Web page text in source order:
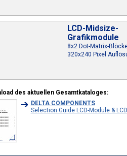
LCD-Midsize-
Grafikmodule
8x2 Dot-Matrix-
320x240 Pixel
des aktuellen Gesamtkataloges:
DELTA COMPONENTS
Selection Guide LCD-Module &